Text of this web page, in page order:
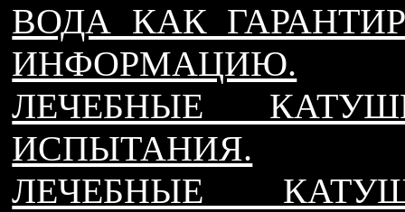
ВОДА КАК
ИНФОРМАЦИЮ.
ЛЕЧЕБНЫЕ
ИСПЫТАНИЯ.
ЛЕЧЕБНЫЕ